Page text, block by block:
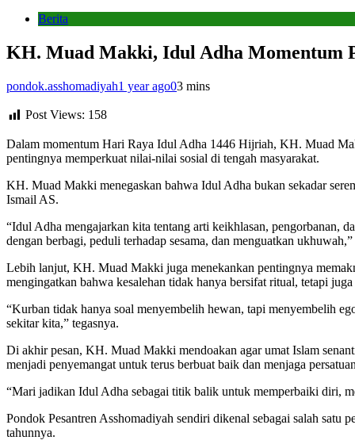
Berita
KH. Muad Makki, Idul Adha Momentum
pondok.asshomadiyah1 year ago03 mins
Post Views: 158
Dalam momentum Hari Raya Idul Adha 1446 Hijriah, KH. Muad
pentingnya memperkuat nilai-nilai sosial di tengah masyarakat.
KH. Muad Makki menegaskan bahwa Idul Adha bukan sekadar
Ismail AS.
“Idul Adha mengajarkan kita tentang arti keikhlasan, pengorbanan,
dengan berbagi, peduli terhadap sesama, dan menguatkan
Lebih lanjut, KH. Muad Makki juga menekankan pentingnya
mengingatkan bahwa kesalehan tidak hanya bersifat ritual, tetapi juga
“Kurban tidak hanya soal menyembelih hewan, tapi menyembelih
sekitar kita,” tegasnya.
Di akhir pesan, KH. Muad Makki mendoakan agar umat Islam
menjadi penyemangat untuk terus berbuat baik dan menjaga
“Mari jadikan Idul Adha sebagai titik balik untuk memperbaiki diri,
Pondok Pesantren Asshomadiyah sendiri dikenal sebagai salah satu
tahunnya.